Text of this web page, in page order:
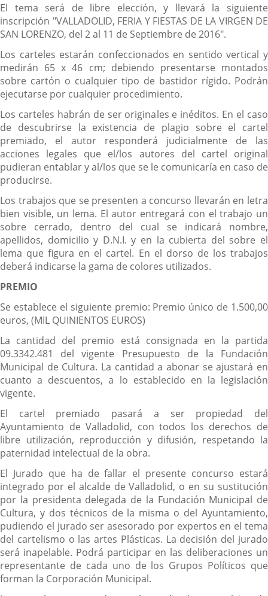
El tema será de libre elección, y llevará la siguiente
inscripción "VALLADOLID, FERIA Y FIESTAS DE LA VIRGEN DE
SAN LORENZO, del 2 al 11 de Septiembre de 2016".
Los carteles estarán confeccionados en sentido vertical y
medirán 65 x 46 cm; debiendo presentarse montados
sobre cartón o cualquier tipo de bastidor rígido. Podrán
ejecutarse por cualquier procedimiento.
Los carteles habrán de ser originales e inéditos. En el caso
de descubrirse la existencia de plagio sobre el cartel
premiado, el autor responderá judicialmente de las
acciones legales que el/los autores del cartel original
pudieran entablar y al/los que se le comunicaría en caso de
producirse.
Los trabajos que se presenten a concurso llevarán en letra
bien visible, un lema. El autor entregará con el trabajo un
sobre cerrado, dentro del cual se indicará nombre,
apellidos, domicilio y D.N.I. y en la cubierta del sobre el
lema que figura en el cartel. En el dorso de los trabajos
deberá indicarse la gama de colores utilizados.
PREMIO
Se establece el siguiente premio: Premio único de 1.500,00
euros, (MIL QUINIENTOS EUROS)
La cantidad del premio está consignada en la partida
09.3342.481 del vigente Presupuesto de la Fundación
Municipal de Cultura. La cantidad a abonar se ajustará en
cuanto a descuentos, a lo establecido en la legislación
vigente.
El cartel premiado pasará a ser propiedad del
Ayuntamiento de Valladolid, con todos los derechos de
libre utilización, reproducción y difusión, respetando la
paternidad intelectual de la obra.
El Jurado que ha de fallar el presente concurso estará
integrado por el alcalde de Valladolid, o en su sustitución
por la presidenta delegada de la Fundación Municipal de
Cultura, y dos técnicos de la misma o del Ayuntamiento,
pudiendo el jurado ser asesorado por expertos en el tema
del cartelismo o las artes Plásticas. La decisión del jurado
será inapelable. Podrá participar en las deliberaciones un
representante de cada uno de los Grupos Políticos que
forman la Corporación Municipal.